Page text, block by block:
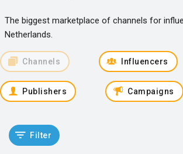
The biggest marketplace of channels for
Netherlands.
Channels Influencers
Publishers Campaigns
Filter